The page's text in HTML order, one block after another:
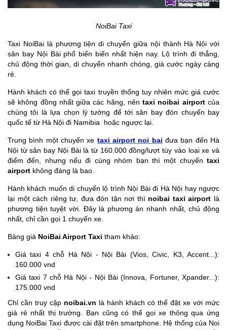
NoiBai Taxi
Taxi NoiBai là phương tiện di chuyển giữa nội thành Hà Nội với
sân bay Nội Bài phổ biến biến nhất hiện nay. Lộ trình đi thẳng,
chủ động thời gian, di chuyển nhanh chóng, giá cước ngày càng
rẻ.
Hành khách có thể gọi taxi truyền thống tuy nhiên mức giá cước
sẽ không đồng nhất giữa các hãng, nêntaxi noibai airportcủa
chúng tôi là lựa chọn lý tưởng để tới sân bay đón chuyến bay
quốc tế từ Hà Nội đi Namibia hoặc ngược lại.
Trung bình một chuyến xe taxi airport noi bai đưa bạn đến Hà
Nội từ sân bay Nội Bài là từ 160.000 đồng/lượt tùy vào loại xe và
điểm đến, nhưng nếu đi cùng nhóm bạn thì một chuyến taxi
airport không đáng là bao.
Hành khách muốn di chuyển lộ trình Nội Bài đi Hà Nội hay ngược
lại một cách riêng tư, đưa đón tận nơi thì noibai taxi airport là
phương tiện tuyệt vời. Đây là phương án nhanh nhất, chủ động
nhất, chỉ cần gọi 1 chuyến xe.
Bảng giá NoiBai Airport Taxi tham khảo:
Giá taxi 4 chỗ Hà Nội - Nội Bài (Vios, Civic, K3, Accent...):
160.000 vnd
Giá taxi 7 chỗ Hà Nội - Nội Bài (Innova, Fortuner, Xpander...):
175.000 vnd
Chỉ cần truy cập noibai.vn là hành khách có thể đặt xe với mức
giá rẻ nhất thị trường. Bạn cũng có thể gọi xe thông qua ứng
dụng NoiBai Taxi được cài đặt trên smartphone. Hệ thống của Noi